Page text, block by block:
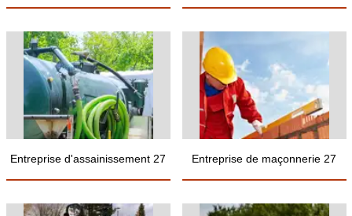
Entreprise d'assainissement 27 Entreprise de maçonnerie 27